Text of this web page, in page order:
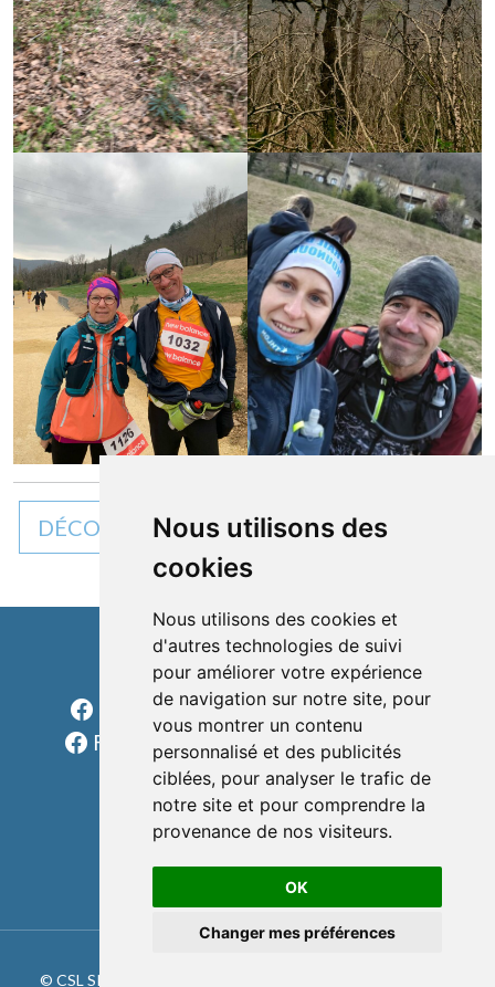
Nous utilisons des
cookies
Nous utilisons des cookies et
d'autres technologies de suivi
pour améliorer votre expérience
de navigation sur notre site, pour
vous montrer un contenu
personnalisé et des publicités
ciblées, pour analyser le trafic de
notre site et pour comprendre la
provenance de nos visiteurs.
OK
Changer mes préférences
DÉCOUVREZ TOUTES NOS ACTUALITÉS
Cléon d'Andran
Facebook Charols Sports Loisirs
Facebook Les rondes charolaises
formulaire
téléphone
e-mail
© CSL SPORTS 2023 |